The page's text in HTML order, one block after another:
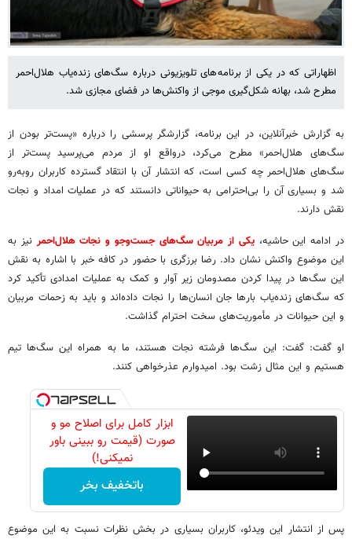
اظهاراتی که در یکی از برنامه‌های تلویزیونی درباره سگ‌های زنده‌یاب هلال‌احمر
مطرح شد، بهانه شکل‌گیری موجی از واکنش‌ها در فضای مجازی شد.
به گزارش خبرآنلاین، در این برنامه، گزارشگر پرسشی را درباره «پست‌تر بودن از
سگ‌های هلال‌احمر» مطرح می‌کرد، درواقع او از مردم می‌پرسید پست‌تر از
سگ‌های هلال‌احمر چه کسی است، که انتشار آن با انتقاد گسترده کاربران روبه‌رو
شد و بسیاری آن را بی‌احترامی به حیواناتی دانستند که در عملیات امداد و نجات
نقش دارند.
در ادامه این حاشیه، یکی از مربیان سگ‌های جست‌وجو و نجات هلال‌احمر نیز به
این موضوع واکنش نشان داد. رضا برزگری با حضور در کافه خبر با اشاره به نقش
این سگ‌ها در پیدا کردن مصدومان زیر آوار و کمک به عملیات امدادی تأکید کرد
که سگ‌های زنده‌یاب بارها جان انسان‌ها را نجات داده‌اند و باید به زحمات مربیان
و این حیوانات در مأموریت‌های سخت احترام گذاشت.
او گفت: گفت: این سگ‌ها فرشته نجات هستند، ما به همراه این سگ‌ها تیم
هستیم و این مثال زشت بود. امیدوارم عذرخواهی کنند.
ابزار کامل برای اصلاح مو و
صورت (قیمت رو ببینی باور
نمیکنی!)
باتخفیف بخر
پس از انتشار این ویدئو، کاربران بسیاری در بخش نظرات نسبت به این موضوع